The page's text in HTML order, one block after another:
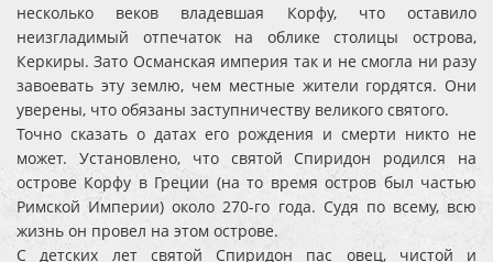
несколько веков владевшая Корфу, что оставило
неизгладимый отпечаток на облике столицы острова,
Керкиры. Зато Османская империя так и не смогла ни разу
завоевать эту землю, чем местные жители гордятся. Они
уверены, что обязаны заступничеству великого святого.
Точно сказать о датах его рождения и смерти никто не
может. Установлено, что святой Спиридон родился на
острове Корфу в Греции (на то время остров был частью
Римской Империи) около 270-го года. Судя по всему, всю
жизнь он провел на этом острове.
С детских лет святой Спиридон пас овец, чистой и